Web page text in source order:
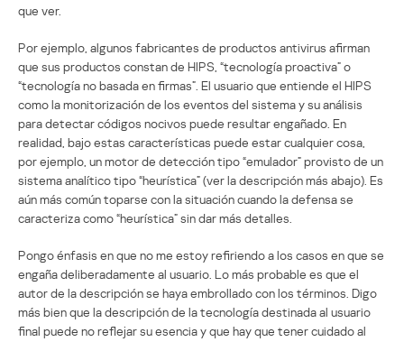
que ver.
Por ejemplo, algunos fabricantes de productos antivirus afirman
que sus productos constan de HIPS, “tecnología proactiva” o
“tecnología no basada en firmas”. El usuario que entiende el HIPS
como la monitorización de los eventos del sistema y su análisis
para detectar códigos nocivos puede resultar engañado. En
realidad, bajo estas características puede estar cualquier cosa,
por ejemplo, un motor de detección tipo “emulador” provisto de un
sistema analítico tipo “heurística” (ver la descripción más abajo). Es
aún más común toparse con la situación cuando la defensa se
caracteriza como “heurística” sin dar más detalles.
Pongo énfasis en que no me estoy refiriendo a los casos en que se
engaña deliberadamente al usuario. Lo más probable es que el
autor de la descripción se haya embrollado con los términos. Digo
más bien que la descripción de la tecnología destinada al usuario
final puede no reflejar su esencia y que hay que tener cuidado al